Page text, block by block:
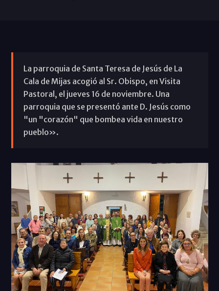
La parroquia de Santa Teresa de Jesús de La
Cala de Mijas acogió al Sr. Obispo, en Visita
Pastoral, el jueves 16 de noviembre. Una
parroquia que se presentó ante D. Jesús como
"un "corazón" que bombea vida en nuestro
pueblo».